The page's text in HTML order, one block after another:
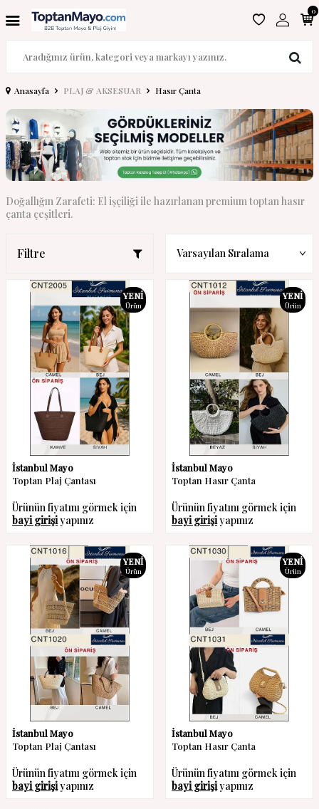
0
Anasayfa PLAJ & AKSESUAR Hasır Çanta
Doğallığın Zarafeti: El işçiliği ile hazırlanan premium toptan hasır
çanta çeşitleri.
Filtre
YENI
Ürün
İstanbul Mayo
Toptan Plaj Çantası
Ürünün fiyatını görmek için
bayi girişiyapınız
YENI
Ürün
İstanbul Mayo
Toptan Hasır Çanta
Ürünün fiyatını görmek için
bayi girişiyapınız
YENI
Ürün
İstanbul Mayo
Toptan Plaj Çantası
Ürünün fiyatını görmek için
bayi girişiyapınız
YENI
Ürün
İstanbul Mayo
Toptan Hasır Çanta
Ürünün fiyatını görmek için
bayi girişiyapınız